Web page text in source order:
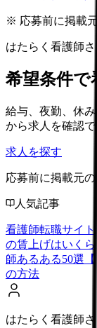
※ 応募前に掲載
はたらく看護師さ
希望条件で
給与、夜勤、休
から求人を確認で
求人を探す
応募前に掲載元
人気記事
看護師転職サイト
の賃上げはいく
師あるある50選【
の方法
はたらく看護師さ